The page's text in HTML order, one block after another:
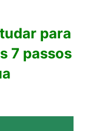
para
7 passos